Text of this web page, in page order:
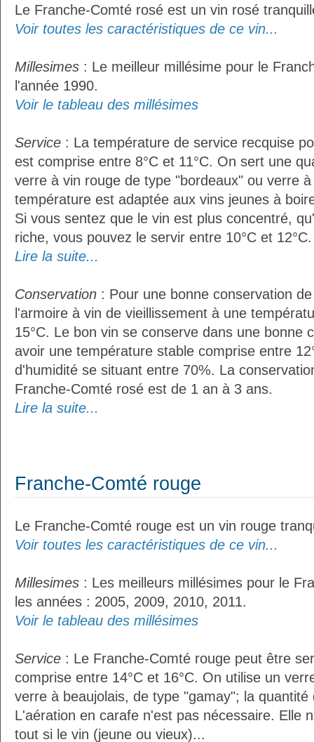
Le Franche-Comté rosé est un vin rosé
Voir toutes les caractéristiques de ce vin...
Millesimes : Le meilleur millésime pour le
l'année 1990.
Voir le tableau des millésimes
Service : La température de service recquise
est comprise entre 8°C et 11°C. On sert une
verre à vin rouge de type "bordeaux" ou verre
température est adaptée aux vins jeunes à
Si vous sentez que le vin est plus concentré,
riche, vous pouvez le servir entre 10°C et
Lire la suite...
Conservation : Pour une bonne conservation
l'armoire à vin de vieillissement à une
15°C. Le bon vin se conserve dans une bonne
avoir une température stable comprise entre
d'humidité se situant entre 70%. La
Franche-Comté rosé est de 1 an à 3 ans.
Lire la suite...
Franche-Comté rouge
Le Franche-Comté rouge est un vin rouge
Voir toutes les caractéristiques de ce vin...
Millesimes : Les meilleurs millésimes pour le
les années : 2005, 2009, 2010, 2011.
Voir le tableau des millésimes
Service : Le Franche-Comté rouge peut être
comprise entre 14°C et 16°C. On utilise un
verre à beaujolais, de type "gamay"; la
L'aération en carafe n'est pas nécessaire. Elle
tout si le vin (jeune ou vieux)...